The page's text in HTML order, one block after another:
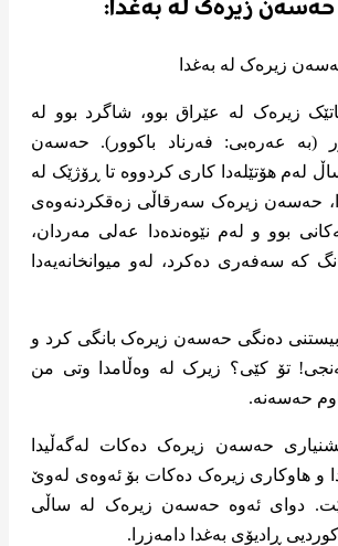
حەسەن زیرەک لە بەغدا:
ساڵی 1326 کاتێک زیرەک لە عێراق بوو، شاگرد بوو لە
(بە عەرەبی: فەرناد باکوور). حەسەن
ماوەی 4 ساڵ لەم هۆتێلەدا کاری کردووە تا ڕۆژێک لە
حەسەن زیرەک سەرقاڵی زەقکردنەوەی
بوو و لەم نێوەندەدا عەلی مەردان،
کە سەفەری دەکرد، لەو میوانخانەیەدا
دەنگی حەسەن زیرەک بانگی کرد و
تۆ کێی؟ زیرک لە وەڵامدا وتی من
حەسەنە.
حەسەن زیرەک دەکات لەگەڵیدا
و هاوکاری زیرەک دەکات بۆ ئەوەی لەوێ
دوای ئەوە حەسەن زیرەک لە ساڵی